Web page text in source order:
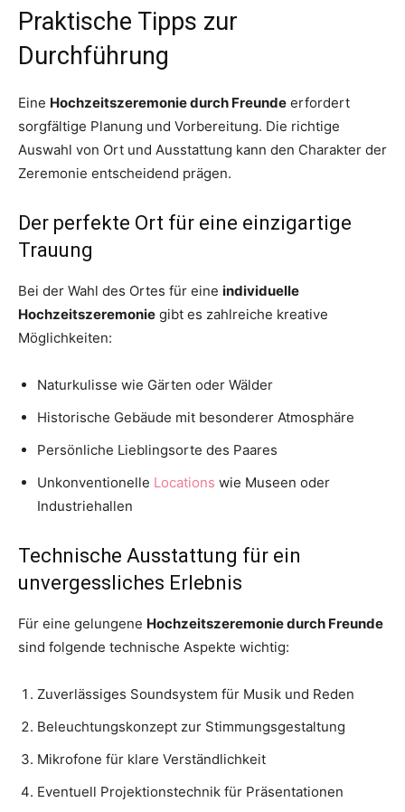
Praktische Tipps zur
Durchführung
Eine Hochzeitszeremonie durch Freunde erfordert
sorgfältige Planung und Vorbereitung. Die richtige
Auswahl von Ort und Ausstattung kann den Charakter der
Zeremonie entscheidend prägen.
Der perfekte Ort für eine einzigartige
Trauung
Bei der Wahl des Ortes für eine individuelle
Hochzeitszeremonie gibt es zahlreiche kreative
Möglichkeiten:
Naturkulisse wie Gärten oder Wälder
Historische Gebäude mit besonderer Atmosphäre
Persönliche Lieblingsorte des Paares
Unkonventionelle Locations wie Museen oder
Industriehallen
Technische Ausstattung für ein
unvergessliches Erlebnis
Für eine gelungene Hochzeitszeremonie durch Freunde
sind folgende technische Aspekte wichtig:
Zuverlässiges Soundsystem für Musik und Reden
Beleuchtungskonzept zur Stimmungsgestaltung
Mikrofone für klare Verständlichkeit
Eventuell Projektionstechnik für Präsentationen